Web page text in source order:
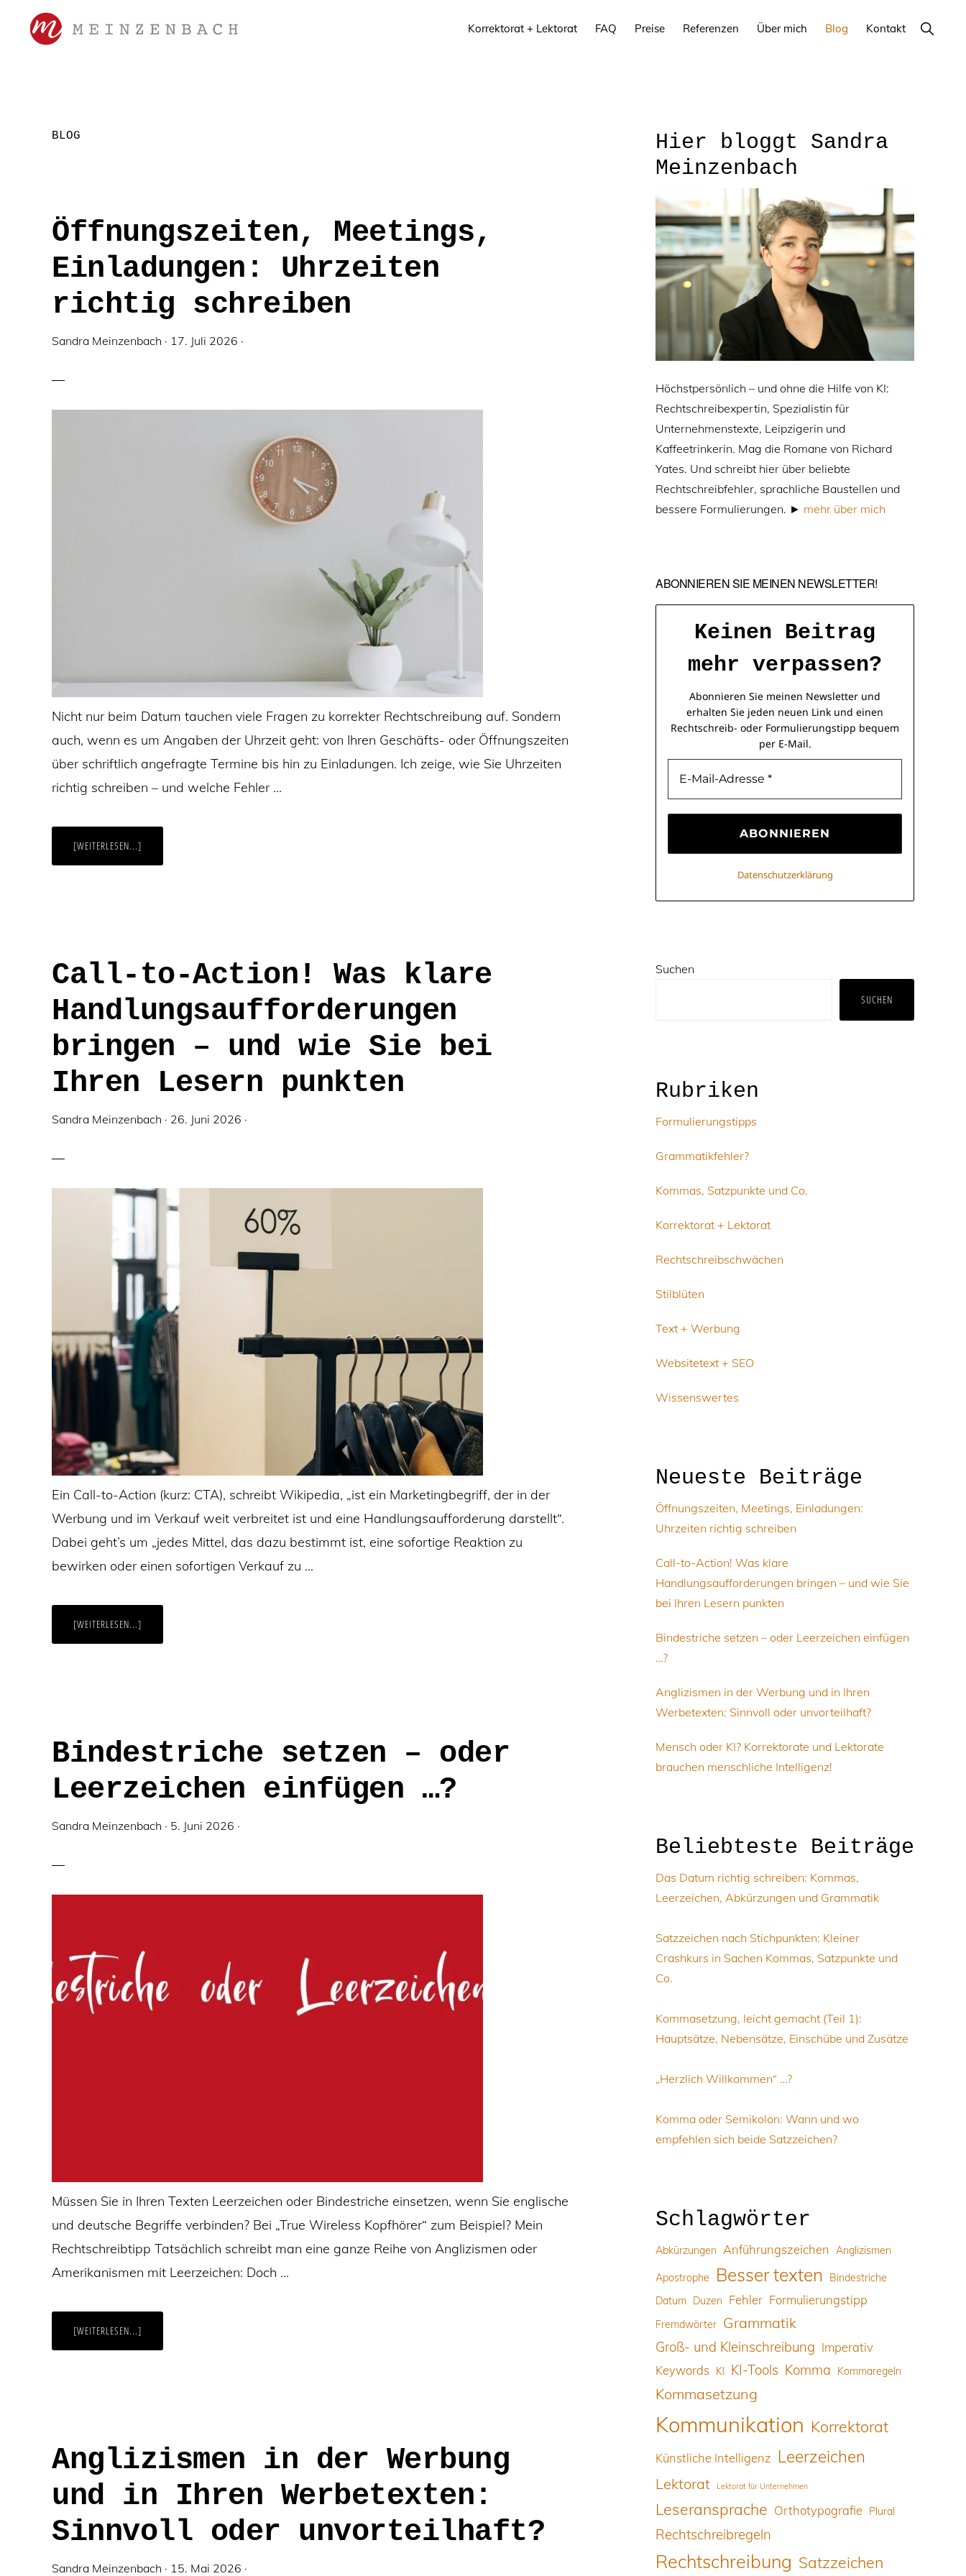
Hauptnavigation
Inhalt
Seitenspalte
Korrektorat + Lektorat FAQ Preise Referenzen Über mich Blog Kontakt Show
Search
BLOG
Öffnungszeiten, Meetings,
Einladungen: Uhrzeiten
richtig schreiben
Sandra Meinzenbach · 17. Juli 2026 ·
Nicht nur beim Datum tauchen viele Fragen zu korrekter Rechtschreibung auf. Sondern
auch, wenn es um Angaben der Uhrzeit geht: von Ihren Geschäfts- oder Öffnungszeiten
über schriftlich angefragte Termine bis hin zu Einladungen. Ich zeige, wie Sie Uhrzeiten
richtig schreiben – und welche Fehler …
[WEITERLESEN...]
EINLADUNGEN:
Call-to-Action! Was klare
Handlungsaufforderungen
bringen – und wie Sie bei
Ihren Lesern punkten
Sandra Meinzenbach · 26. Juni 2026 ·
Ein Call-to-Action (kurz: CTA), schreibt Wikipedia, „ist ein Marketingbegriff, der in der
Werbung und im Verkauf weit verbreitet ist und eine Handlungsaufforderung darstellt“.
Dabei geht’s um „jedes Mittel, das dazu bestimmt ist, eine sofortige Reaktion zu
bewirken oder einen sofortigen Verkauf zu …
[WEITERLESEN...]
ACTION!
IHREN
LESERN
PUNKTEN
Bindestriche setzen – oder
Leerzeichen einfügen …?
Sandra Meinzenbach · 5. Juni 2026 ·
Müssen Sie in Ihren Texten Leerzeichen oder Bindestriche einsetzen, wenn Sie englische
und deutsche Begriffe verbinden? Bei „True Wireless Kopfhörer“ zum Beispiel? Mein
Rechtschreibtipp Tatsächlich schreibt man eine ganze Reihe von Anglizismen oder
Amerikanismen mit Leerzeichen: Doch …
[WEITERLESEN...]
–
Anglizismen in der Werbung
und in Ihren Werbetexten:
Sinnvoll oder unvorteilhaft?
Sandra Meinzenbach · 15. Mai 2026 ·
Seitenspalte
Hier bloggt Sandra
Meinzenbach
Höchstpersönlich – und ohne die Hilfe von KI:
Rechtschreibexpertin, Spezialistin für
Unternehmenstexte, Leipzigerin und
Kaffeetrinkerin. Mag die Romane von Richard
Yates. Und schreibt hier über beliebte
Rechtschreibfehler, sprachliche Baustellen und
bessere Formulierungen. ► mehr über mich
ABONNIEREN SIE MEINEN NEWSLETTER!
Keinen Beitrag
mehr verpassen?
Abonnieren Sie meinen Newsletter und
erhalten Sie jeden neuen Link und einen
Rechtschreib- oder Formulierungstipp bequem
per E-Mail.
Datenschutzerklärung
Suchen
SUCHEN
Rubriken
Formulierungstipps
Grammatikfehler?
Kommas, Satzpunkte und Co.
Korrektorat + Lektorat
Rechtschreibschwächen
Stilblüten
Text + Werbung
Websitetext + SEO
Wissenswertes
Neueste Beiträge
Öffnungszeiten, Meetings, Einladungen:
Uhrzeiten richtig schreiben
Call-to-Action! Was klare
Handlungsaufforderungen bringen – und wie Sie
bei Ihren Lesern punkten
Bindestriche setzen – oder Leerzeichen einfügen
…?
Anglizismen in der Werbung und in Ihren
Werbetexten: Sinnvoll oder unvorteilhaft?
Mensch oder KI? Korrektorate und Lektorate
brauchen menschliche Intelligenz!
Beliebteste Beiträge
Das Datum richtig schreiben: Kommas,
Leerzeichen, Abkürzungen und Grammatik
Satzzeichen nach Stichpunkten: Kleiner
Crashkurs in Sachen Kommas, Satzpunkte und
Co.
Kommasetzung, leicht gemacht (Teil 1):
Hauptsätze, Nebensätze, Einschübe und Zusätze
„Herzlich Willkommen“ …?
Komma oder Semikolon: Wann und wo
empfehlen sich beide Satzzeichen?
Schlagwörter
Abkürzungen Anführungszeichen Anglizismen
Apostrophe Besser texten
Bindestriche
Datum Duzen Fehler Formulierungstipp
Fremdwörter Grammatik
Groß- und Kleinschreibung Imperativ
Keywords KI KI-Tools Komma Kommaregeln
Kommasetzung
Kommunikation Korrektorat
Künstliche Intelligenz Leerzeichen
Lektorat Lektorat für Unternehmen
Leseransprache Orthotypografie Plural
Rechtschreibregeln
Rechtschreibung Satzzeichen